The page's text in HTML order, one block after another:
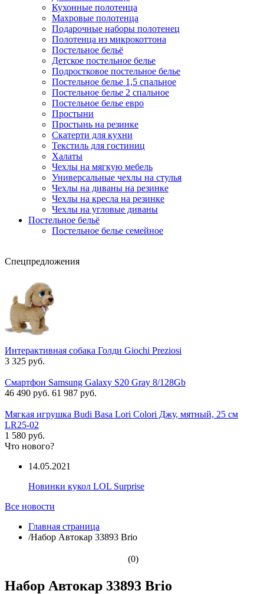
Кухонные полотенца
Махровые полотенца
Подарочные наборы полотенец
Полотенца из микрокоттона
Постельное бельё
Детское постельное белье
Подростковое постельное белье
Постельное белье 1,5 спальное
Постельное белье 2 спальное
Постельное белье евро
Простыни
Простынь на резинке
Скатерти для кухни
Текстиль для гостиниц
Халаты
Чехлы на мягкую мебель
Универсальные чехлы на стулья
Чехлы на диваны на резинке
Чехлы на кресла на резинке
Чехлы на угловые диваны
Постельное бельё
Постельное белье семейное
Спецпредложения
Интерактивная собака Голди Giochi Preziosi
3 325 руб.
Смартфон Samsung Galaxy S20 Gray 8/128Gb
46 490 руб. 61 987 руб.
Мягкая игрушка Budi Basa Lori Colori Джу, мятный, 25 см
LR25-02
1 580 руб.
Что нового?
14.05.2021
Новинки кукол LOL Surprise
Все новости
Главная страница
/Набор Автокар 33893 Brio
(0)
Набор Автокар 33893 Brio